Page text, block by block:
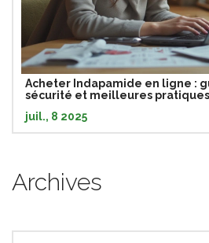
Acheter Indapamide en ligne :
sécurité et meilleures pratiques
juil., 8 2025
Archives